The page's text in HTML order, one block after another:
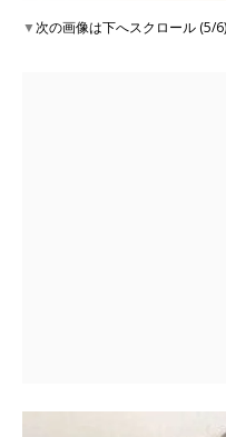
▼次の画像は下へスクロール (5/6)